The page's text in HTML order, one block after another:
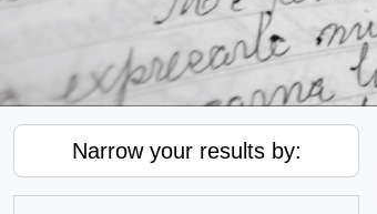
Narrow your results by: